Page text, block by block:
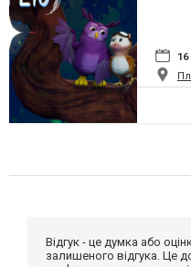
Відгук - це думка або
залишеного відгука. Це